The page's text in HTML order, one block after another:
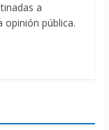
a
opinión pública.